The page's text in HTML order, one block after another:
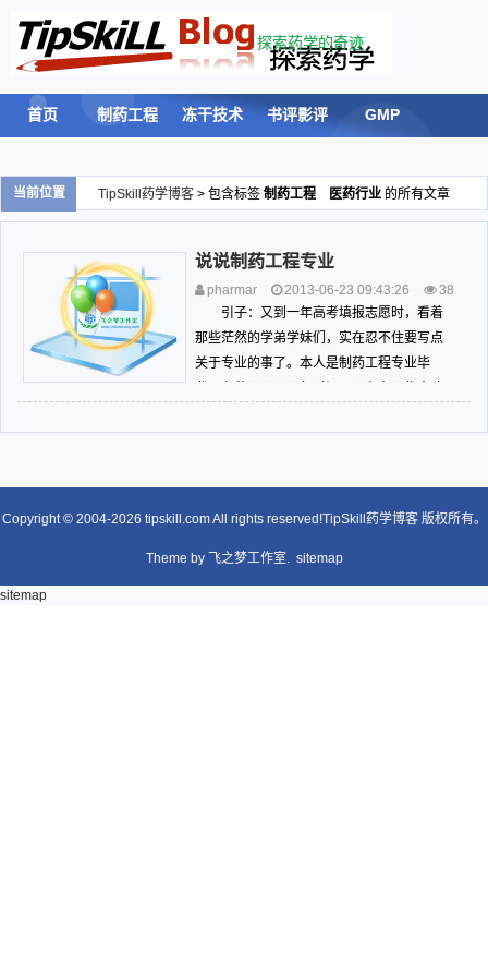
探索药学的奇迹
首页 制药工程 冻干技术 书评影评 GMP
SELECT emlog_rsslogs.log,emlog_rssfeeds.title FROM
emlog_rsslogs INNER JOIN emlog_rssfeeds ON
emlog_rsslogs.rssid = emlog_rssfeeds.id ORDER BY
emlog_rsslogs.id DESC limit 5
error: 1146 , Table 'tipskill_emlog654.emlog_rsslogs'
doesn't exist
← 点击返回
当前位置 TipSkill药学博客 > 包含标签 制药工程 医药行业 的所有文章
说说制药工程专业
pharmar 2013-06-23 09:43:26
38
制药工程
引子：又到一年高考填报志愿时，看着
那些茫然的学弟学妹们，实在忍不住要写点
关于专业的事了。本人是制药工程专业毕
业吧。 给个专业介绍...
Copyright © 2004-2026 tipskill.com All rights reserved!TipSkill药学博客 版权所有。
Theme by 飞之梦工作室. sitemap
sitemap